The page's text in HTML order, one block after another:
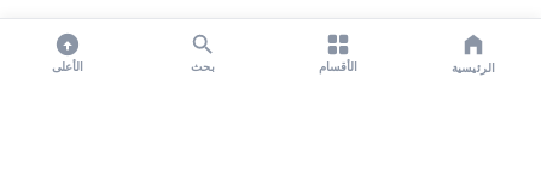
الرئيسية الأقسام بحث الأعلى